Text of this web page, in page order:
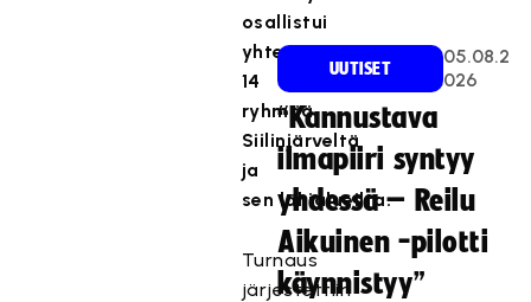
osallistui
yhteensä
14
ryhmää
Siilinjärveltä
ja
sen lähialueilta.
Turnaus
järjestettiin
UUTISET
05.08.2
026
“Kannustava
ilmapiiri syntyy
yhdessä – Reilu
Aikuinen -pilotti
käynnistyy”